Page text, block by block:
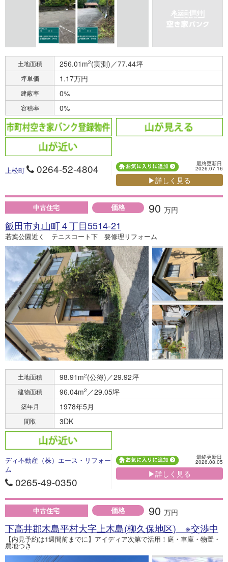
土地面積 256.01m2(実測)／77.44坪
坪単価 1.17万円
建蔽率 0%
容積率 0%
上松町 0264-52-4804 最終更新日
2026.07.16
▶詳しく見る
中古住宅 価格 90 万円
飯田市丸山町４丁目5514-21
若葉公園近く テニスコート下 要修理リフォーム
土地面積 98.91m2(公簿)／29.92坪
建物面積 96.04m2 ／29.05坪
築年月 1978年5月
間取 3DK
ディ不動産（株）エース・リフォー
ム
0265-49-0350
最終更新日
2026.08.05
▶詳しく見る
中古住宅 価格 90 万円
下高井郡木島平村大字上木島(柳久保地区) ※交渉中
【内見予約は1週間前までに】アイディア次第で活用！庭・車庫・物置・
農地つき